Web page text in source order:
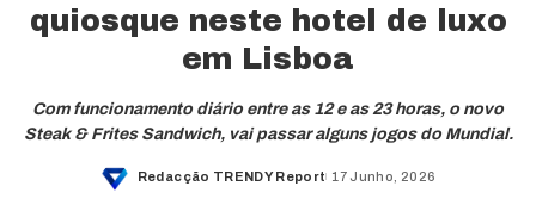
quiosque neste hotel de luxo
em Lisboa
Com funcionamento diário entre as 12 e as 23 horas, o novo
Steak & Frites Sandwich, vai passar alguns jogos do Mundial.
Posted
Redacção TRENDY Report 17 Junho, 2026